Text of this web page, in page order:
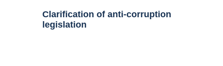
Clarification of anti-corruption
legislation